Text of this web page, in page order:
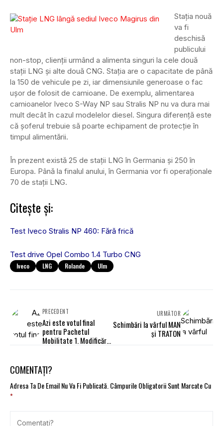
Stația nouă
va fi
deschisă
publicului
non-stop, clienții urmând a alimenta singuri la cele două
stații LNG și alte două CNG. Stația are o capacitate de până
la 150 de vehicule pe zi, iar dimensiunile generoase o fac
ușor de folosit de camioane. De exemplu, alimentarea
camioanelor Iveco S-Way NP sau Stralis NP nu va dura mai
mult decât în cazul modelelor diesel. Singura diferență este
că șoferul trebuie să poarte echipament de protecție în
timpul alimentării.
În prezent există 25 de stații LNG în Germania și 250 în
Europa. Până la finalul anului, în Germania vor fi operaționale
70 de stații LNG.
Citește și:
Test Iveco Stralis NP 460: Fără frică
Test drive Opel Combo 1.4 Turbo CNG
Iveco LNG Rolande Ulm
PRECEDENT
Azi este votul final
pentru Pachetul
Mobilitate 1. Modificări
URMĂTOR
Schimbări la vârful MAN
și TRATON
COMENTAȚI?
Adresa Ta De Email Nu Va Fi Publicată. Câmpurile Obligatorii Sunt Marcate Cu
*